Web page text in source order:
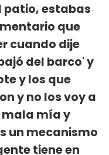
patio, estabas
que
cuando dije
del barco' y
y los que
y no los voy a
mala mía y
un mecanismo
tiene en